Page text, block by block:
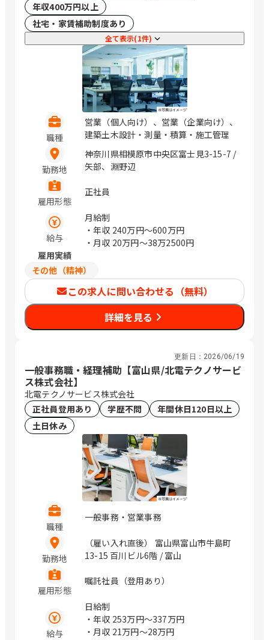
年収400万円以上
社宅・家賃補助制度あり
全て表示(1件)
職種
営業（個人向け）、営業（企業向け）、
建築土木設計・測量・積算・施工管理
勤務地
神奈川県相模原市中央区富士見3-15-7 /
矢部、淵野辺
雇用形態
正社員
給与
月給制
・年収 240万円〜600万円
・月収 20万円〜38万2500円
雇用実績
その他（精神）
この求人に問い合わせる（無料）
詳細を見る
更新日： 2026/06/19
一般事務職・経理補助【富山県/北電テクノサービ
ス株式会社】
北電テクノサービス株式会社
正社員登用あり
学歴不問
年間休日120日以上
土日休み
職種
一般事務・営業事務
勤務地
（雇い入れ直後） 富山県富山市牛島町
13-15 百川ビル6階 / 富山
雇用形態
嘱託社員（登用あり）
給与
日給制
・年収 253万円〜337万円
・月収 21万円〜28万円